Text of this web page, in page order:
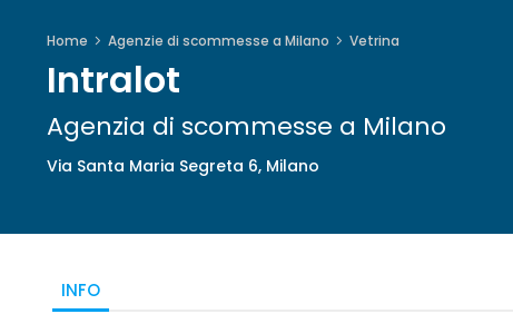
Home Agenzie di scommesse a Milano Vetrina
Intralot
Agenzia di scommesse a Milano
Via Santa Maria Segreta 6, Milano
INFO